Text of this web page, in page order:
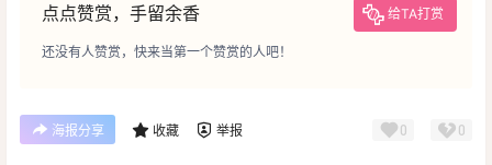
点点赞赏，手留余香 给TA打赏
还没有人赞赏，快来当第一个赞赏的人吧！
海报分享 收藏 举报 0 0